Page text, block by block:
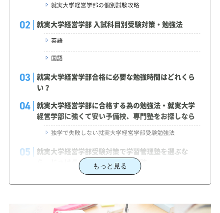
就実大学経営学部の個別試験攻略
就実大学経営学部 入試科目別受験対策・勉強法
英語
国語
就実大学経営学部合格に必要な勉強時間はどれくら
い？
就実大学経営学部に合格する為の勉強法・就実大学
経営学部に強くて安い予備校、専門塾をお探しなら
独学で失敗しない就実大学経営学部受験勉強法
就実大学経営学部受験対策で学習管理塾を選ぶな
ら、じゅけラボ予備校という選択肢
もっと見る